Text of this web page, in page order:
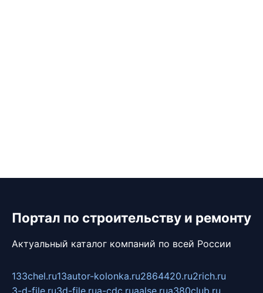
Портал по строительству и ремонту
Актуальный каталог компаний по всей России
133chel.ru13autor-kolonka.ru2864420.ru2rich.ru